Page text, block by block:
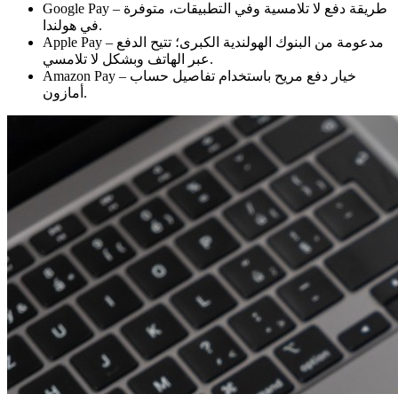
Google Pay – طريقة دفع لا تلامسية وفي التطبيقات، متوفرة
في هولندا.
Apple Pay – مدعومة من البنوك الهولندية الكبرى؛ تتيح الدفع
عبر الهاتف وبشكل لا تلامسي.
Amazon Pay – خيار دفع مريح باستخدام تفاصيل حساب
أمازون.